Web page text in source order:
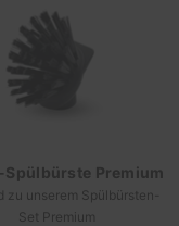
Spülbürste Premium
zu unserem Spülbürsten-
Set Premium